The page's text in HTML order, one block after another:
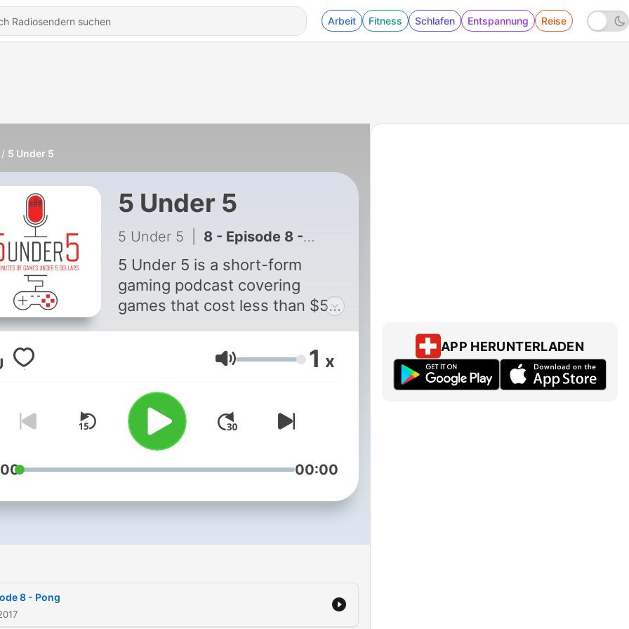
Arbeit Fitness Schlafen Entspannung Reise
5 Under 5
5 Under 5
5 Under 5 8 - Episode 8 - Pong
5 Under 5 is a short-form
gaming podcast covering
games that cost less than $5
Lautstärke 1 x
00:00
8 - Pong
APP HERUNTERLADEN